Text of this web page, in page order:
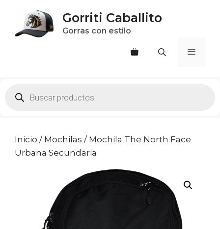
contenido
Gorriti Caballito
Gorras con estilo
Menú
search
Inicio / Mochilas / Mochila The North Face
Urbana Secundaria